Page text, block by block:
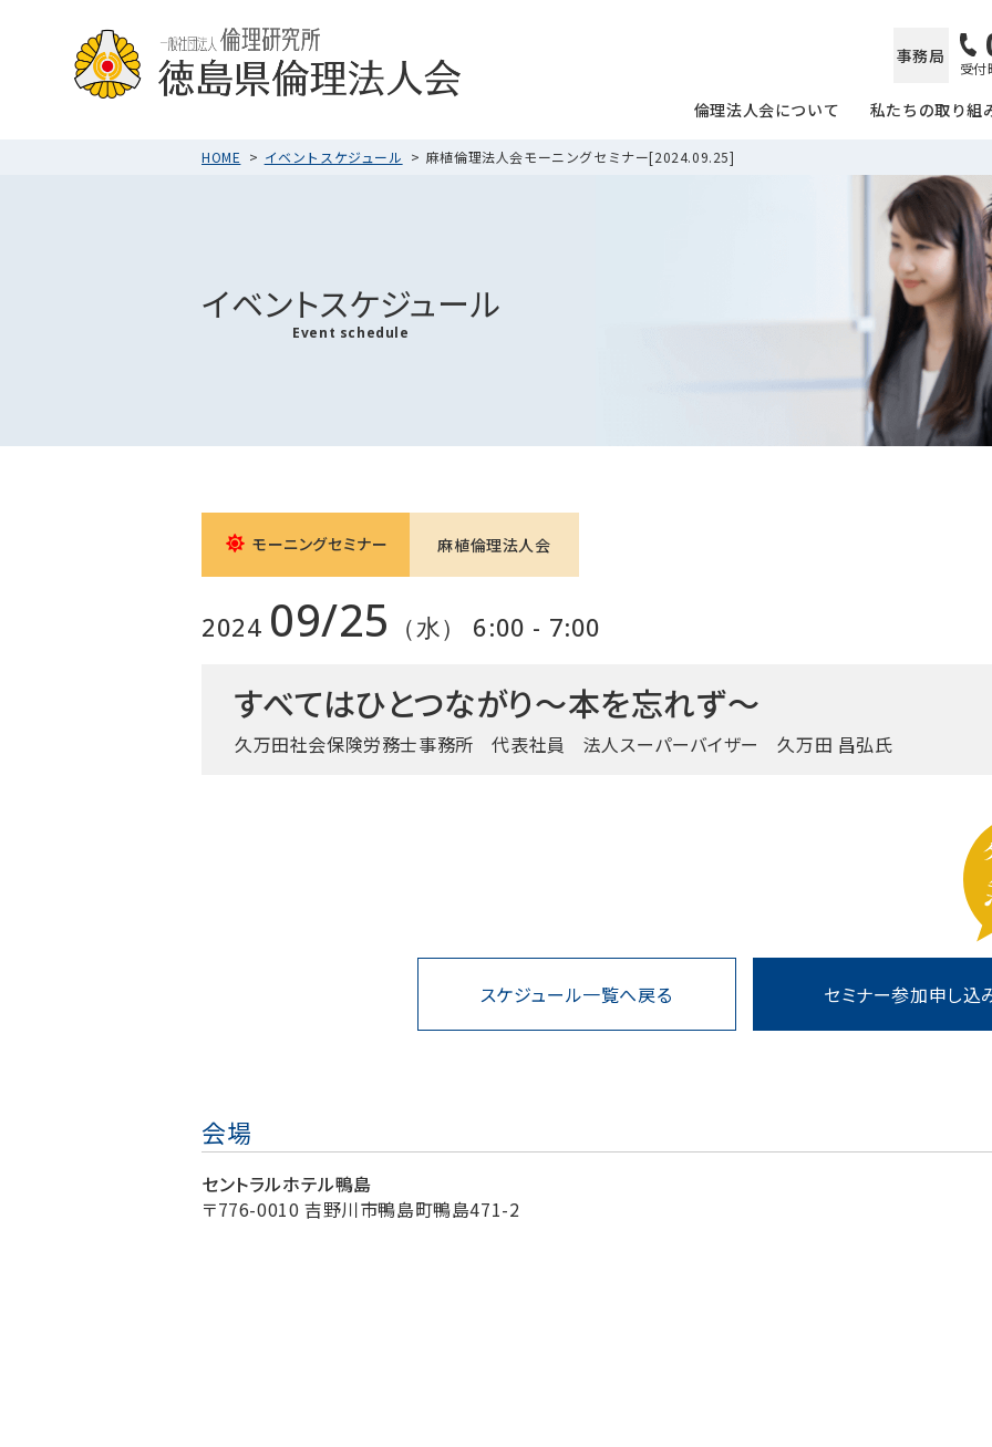
事務局
受付
倫理法人会について 私たちの取り組
HOME イベントスケジュール 麻植倫理法人会モーニングセミナー[2024.09.25]
イベントスケジュール
Event schedule
モーニングセミナー 麻植倫理法人会
2024 09/25 （水） 6:00 - 7:00
すべてはひとつながり～本を忘れず～
久万田社会保険労務士事務所 代表社員 法人スーパーバイザー 久万田 昌弘氏
スケジュール一覧へ戻る セミナー参加申し込
会場
セントラルホテル鴨島
〒776-0010 吉野川市鴨島町鴨島471-2